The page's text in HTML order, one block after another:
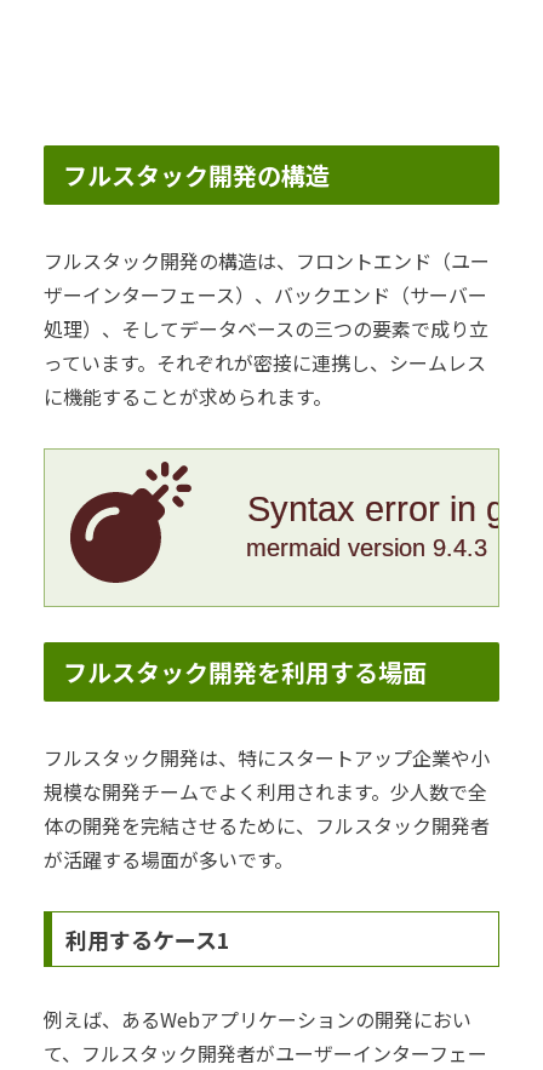
フルスタック開発の構造
フルスタック開発の構造は、フロントエンド（ユー
ザーインターフェース）、バックエンド（サーバー
処理）、そしてデータベースの三つの要素で成り立
っています。それぞれが密接に連携し、シームレス
に機能することが求められます。
Syntax error in
mermaid version 9.4.3
フルスタック開発を利用する場面
フルスタック開発は、特にスタートアップ企業や小
規模な開発チームでよく利用されます。少人数で全
体の開発を完結させるために、フルスタック開発者
が活躍する場面が多いです。
利用するケース1
例えば、あるWebアプリケーションの開発におい
て、フルスタック開発者がユーザーインターフェー